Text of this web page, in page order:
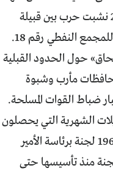
ملكية منطقة العقلة النفطية في مديرية عرما بمحافظة شبوة. وفي حزيران/ يونيو 2010 نشبت حرب بين قبيلة
«عبيدة» من محافظة مأرب وقبيلة «بلحارث» من محافظة شبوة حول الأرض المجاورة للمجمع النفطي رقم 18.
و«آل إسحاق» حول الحدود القبلية
مأرب وشبوة
ضباط القوات المسلحة.
الشهرية التي يحصلون
عليها من السعودية. فقد أسست المملكة العربية السعودية بعد ثورة أيلول/سبتمبر 1962 لجنة برئاسة الأمير
منذ تأسيسها حتى